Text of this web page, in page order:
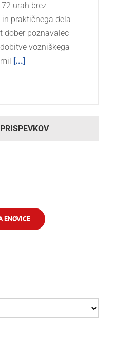
urah brez
praktičnega dela
dober poznavalec
vozniškega
[...]
ENOVICE